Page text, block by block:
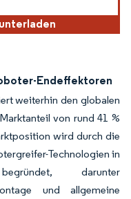
Endeffektoren
weiterhin den globalen
von rund 41 %
wird durch die
Technologien in
darunter
und allgemeine